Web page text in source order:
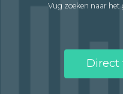
Vug zoeken naar
Direct